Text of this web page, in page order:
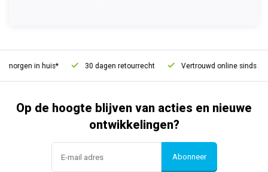
in huis* 30 dagen retourrecht Vertrouwd online sinds 2006
Op de hoogte blijven van acties en nieuwe
ontwikkelingen?
Abonneer